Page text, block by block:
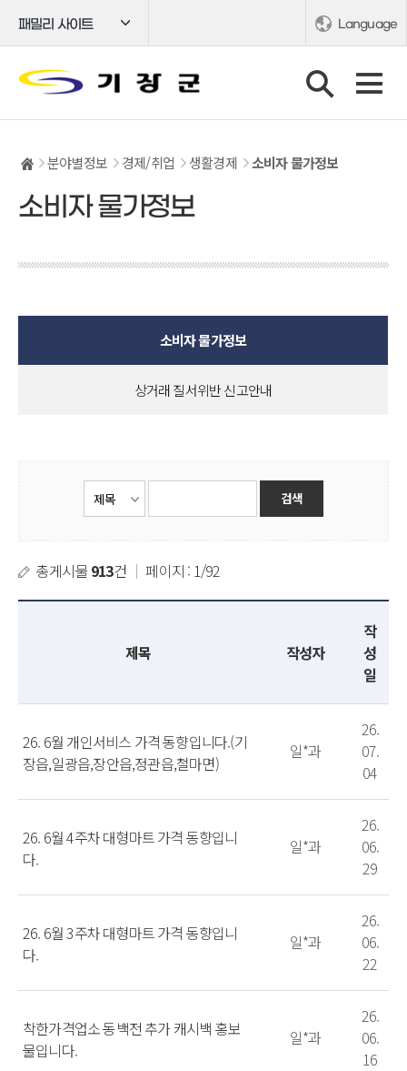
패밀리 사이트 Language
분야별정보 경제/취업 생활경제 소비자 물가정보
소비자 물가정보
소비자 물가정보
상거래 질서위반 신고안내
총게시물 913건 ｜ 페이지 : 1/92
제목 작성자
작
성
일
26. 6월 개인서비스 가격 동향입니다.(기
장읍,일광읍,장안읍,정관읍,철마면)
일*과
26.
07.
04
26. 6월 4주차 대형마트 가격 동향입니
다.
일*과
26.
06.
29
26. 6월 3주차 대형마트 가격 동향입니
다.
일*과
26.
06.
22
착한가격업소 동백전 추가 캐시백 홍보
물입니다.
일*과
26.
06.
16